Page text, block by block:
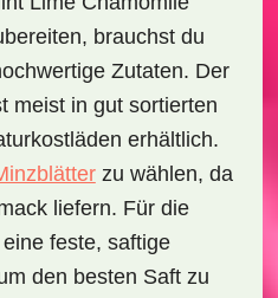
brauchst du
Zutaten. Der
meist in gut sortierten
erhältlich.
zu wählen, da
liefern. Für die
feste, saftige
den besten Saft zu